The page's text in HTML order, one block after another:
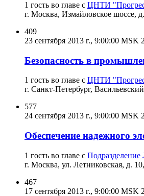
1 гость во главе с ЦНТИ
г. Москва, Измайловское шоссе,
409
23 сентября 2013 г., 9:00:00 MSK
Безопасность в
1 гость во главе с ЦНТИ
г. Санкт-Петербург,
577
24 сентября 2013 г., 9:00:00 MSK
Обеспечение надежного
1 гость во главе с
г. Москва, ул. Летниковская, д.
467
17 сентября 2013 г., 9:00:00 MSK